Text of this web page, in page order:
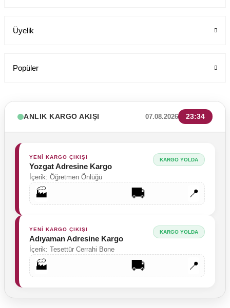
Üyelik
Popüler
ANLIK KARGO AKIŞI 07.08.2026 23:34
YENİ KARGO ÇIKIŞI
Yozgat Adresine Kargo
İçerik: Öğretmen Önlüğü
KARGO YOLDA
🏭 🚚 📍
YENİ KARGO ÇIKIŞI
Adıyaman Adresine Kargo
İçerik: Tesettür Cerrahi Bone
KARGO YOLDA
🏭 🚚 📍